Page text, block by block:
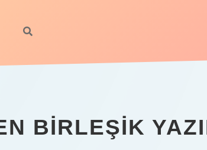
BIRLEŞIK